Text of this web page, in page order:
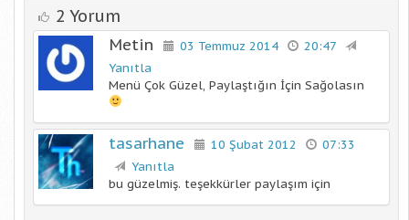
2 Yorum
Metin 03 Temmuz 2014
20:47
Yanıtla
Menü Çok Güzel, Paylaştığın İçin Sağolasın
tasarhane 10 Şubat 2012
07:33
Yanıtla
bu güzelmiş. teşekkürler paylaşım için